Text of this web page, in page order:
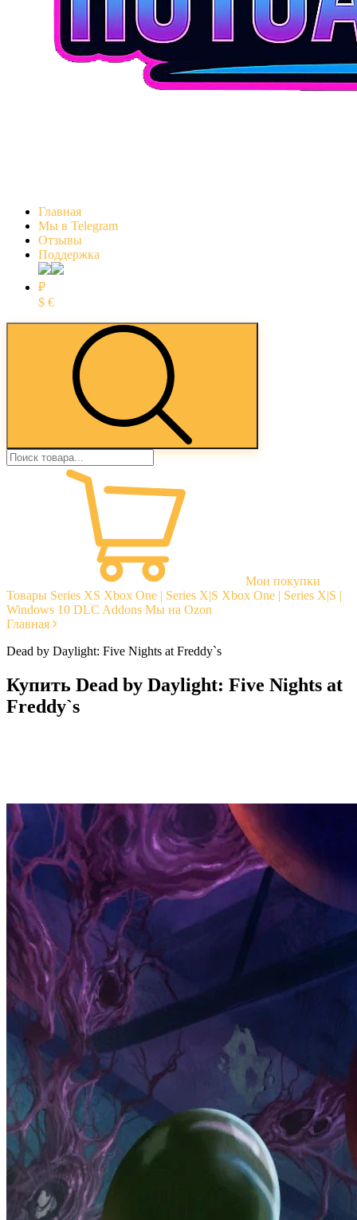
Главная
Мы в Telegram
Отзывы
Поддержка
₽
$ €
Мои покупки
Товары Series XS Xbox One | Series X|S Xbox One | Series X|S |
Windows 10 DLC Addons Мы на Ozon
Главная
Dead by Daylight: Five Nights at Freddy`s
Купить Dead by Daylight: Five Nights at
Freddy`s